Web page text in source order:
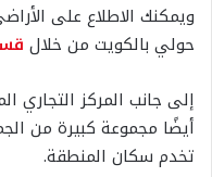
ويمكنك الاطلاع على
حولي بالكويت من خلال
إلى جانب المركز التجاري
أيضًا مجموعة كبيرة من
تخدم سكان المنطقة.